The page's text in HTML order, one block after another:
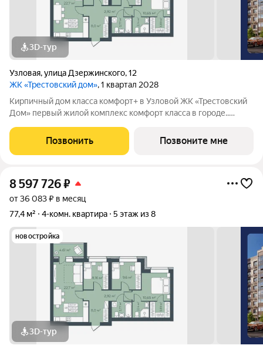
3D-тур
Узловая,улица Дзержинского,12
ЖК «Трестовский дом», 1 квартал 2028
Кирпичный дом класса комфорт+ в Узловой ЖК «Трестовский
Дом» первый жилой комплекс комфорт класса в городе..
Кирпично-монолитный дом выполнен в современном стиле, с
теплым натуральным кирпичом
Позвонить Позвоните мне
8 597 726₽
от 36 083 ₽ в месяц
77,4 м²
4-комн. квартира 5 этаж из 8
новостройка
3D-тур